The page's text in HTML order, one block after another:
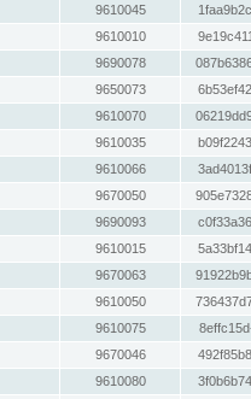
9610045
9610010
9690078
9650073
9610070
9610035
9610066
9670050
9690093
9610015
9670063
9610050
9610075
9670046
9610080